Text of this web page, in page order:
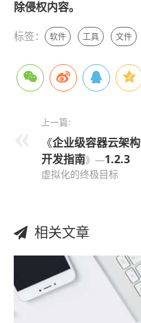
除侵权内容。
标签： 软件 工具 文件
上一篇:
《企业级容器云架构
开发指南》—1.2.3
虚拟化的终极目标
相关文章